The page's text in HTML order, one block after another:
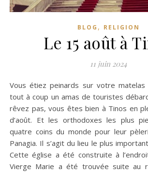
BLOG , RELIGION
Le 15 août à
11 juin 2024
Vous étiez peinards sur votre matelas à la plage quand
tout à coup un amas de touristes
rêvez pas, vous êtes bien à Tinos en
d’août. Et les orthodoxes les plus
quatre coins du monde pour leur
Panagia. Il s’agit du lieu le plus
Cette église a été construite à
Vierge Marie a été trouvée suite au